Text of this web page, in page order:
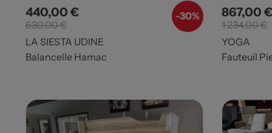
-30%
Prix
440,00 €Prix de base
630,00 €
LA SIESTA UDINE
Balancelle Hamac
Prix
867,00 €
1 234,00 €
YOGA
Fauteuil